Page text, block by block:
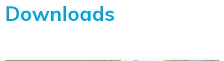
Downloads